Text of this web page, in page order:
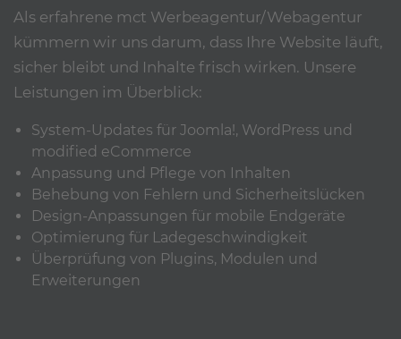
Als erfahrene mct Werbeagentur/Webagentur
kümmern wir uns darum, dass Ihre Website läuft,
sicher bleibt und Inhalte frisch wirken. Unsere
Leistungen im Überblick:
System-Updates für Joomla!, WordPress und
modified eCommerce
Anpassung und Pflege von Inhalten
Behebung von Fehlern und Sicherheitslücken
Design-Anpassungen für mobile Endgeräte
Optimierung für Ladegeschwindigkeit
Überprüfung von Plugins, Modulen und
Erweiterungen